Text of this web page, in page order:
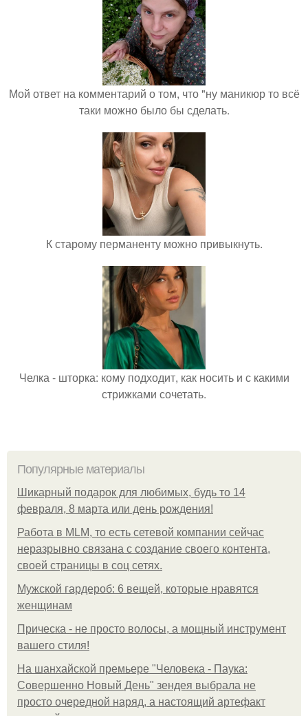
Мой ответ на комментарий о том, что "ну маникюр то всё
таки можно было бы сделать.
К старому перманенту можно привыкнуть.
Челка - шторка: кому подходит, как носить и с какими
стрижками сочетать.
Популярные материалы
Шикарный подарок для любимых, будь то 14
февраля, 8 марта или день рождения!
Работа в MLM, то есть сетевой компании сейчас
неразрывно связана с создание своего контента,
своей страницы в соц сетях.
Мужской гардероб: 6 вещей, которые нравятся
женщинам
Прическа - не просто волосы, а мощный инструмент
вашего стиля!
На шанхайской премьере "Человека - Паука:
Совершенно Новый День" зендея выбрала не
просто очередной наряд, а настоящий артефакт